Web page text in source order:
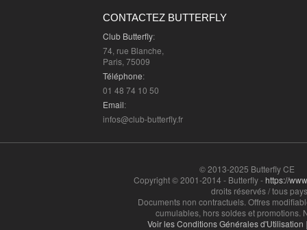
CONTACTEZ BUTTERFLY
Club Butterfly:
74, rue Blanche,
Paris, 75009
Téléphone:
01 48 74 10 50
Email:
infos@club-butterfly.fr
© 2013-2025 Butterfly CE
Copyright © 2001-2014 - Butterfly -https://
droits réservés / tous
Documents non contractuels. Offres
cumulables, hors soldes et promotions.
Voir les Conditions Générales d'Utilisation